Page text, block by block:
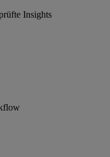
Insights